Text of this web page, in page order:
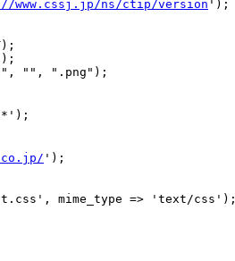
www.cssj.jp/ns/ctip/version ');
"", ".png");
');
mime_type => 'text/css');